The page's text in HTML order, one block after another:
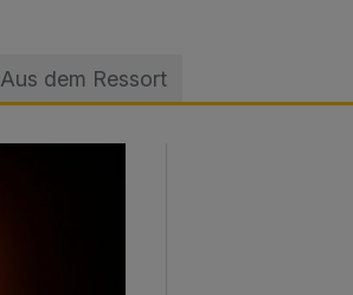
Aus dem Ressort